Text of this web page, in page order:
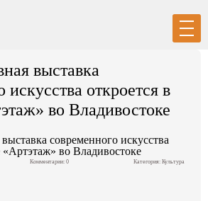
Политика
выставка
искусства откроется в
во Владивостоке
Комментарии: 0 Категория: Культура